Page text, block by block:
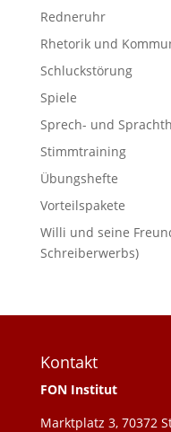
Redneruhr
Rhetorik und
Schluckstörung
Spiele
Sprech- und
Stimmtraining
Übungshefte
Vorteilspakete
Willi und seine
Schreiberwerbs)
Kontakt
FON Institut
Marktplatz 3, 70372